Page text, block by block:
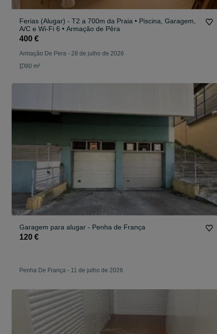
Ferias (Alugar) - T2 a 700m da Praia • Piscina, Garagem,
A/C e Wi-Fi 6 • Armação de Pêra
400 €
Armação De Pera - 28 de julho de 2026
80 m²
Garagem para alugar - Penha de França
120 €
Penha De França - 11 de julho de 2026